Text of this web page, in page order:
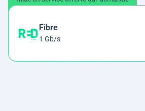
Fibre
1 Gb/s